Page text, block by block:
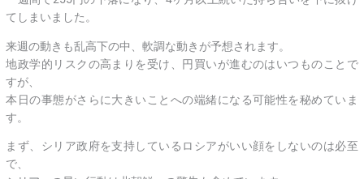
てしまいました。
来週の動きも乱高下の中、軟調な動きが予想されます。
地政学的リスクの高まりを受け、円買いが進むのはいつものことで
すが、
本日の事態がさらに大きいことへの端緒になる可能性を秘めていま
す。
まず、シリア政府を支持しているロシアがいい顔をしないのは必至
で、